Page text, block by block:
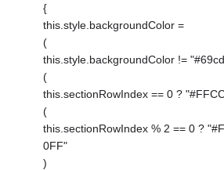
{
this.style.backgroundColor =
(
this.style.backgroundColor !=
(
this.sectionRowIndex == 0 ?
(
this.sectionRowIndex % 2 == 0 ?
0FF"
)